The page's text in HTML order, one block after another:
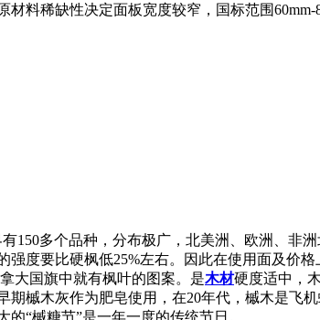
料稀缺性决定面板宽度较窄，国标范围
150多个品种，分布极广，北美洲、欧洲、非
度要比硬枫低25%左右。因此在使用面及价
拿大国旗中就有枫叶的图案。是木材硬度适中，
槭木灰作为肥皂使用，在20年代，槭木是飞
“槭糖节”是一年一度的传统节日。